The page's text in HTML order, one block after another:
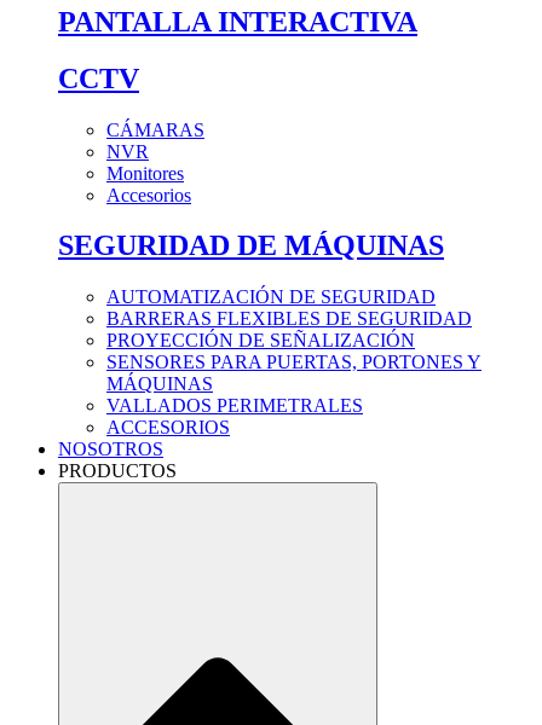
PANTALLA INTERACTIVA
CCTV
CÁMARAS
NVR
Monitores
Accesorios
SEGURIDAD DE MÁQUINAS
AUTOMATIZACIÓN DE SEGURIDAD
BARRERAS FLEXIBLES DE SEGURIDAD
PROYECCIÓN DE SEÑALIZACIÓN
SENSORES PARA PUERTAS, PORTONES Y
MÁQUINAS
VALLADOS PERIMETRALES
ACCESORIOS
NOSOTROS
PRODUCTOS